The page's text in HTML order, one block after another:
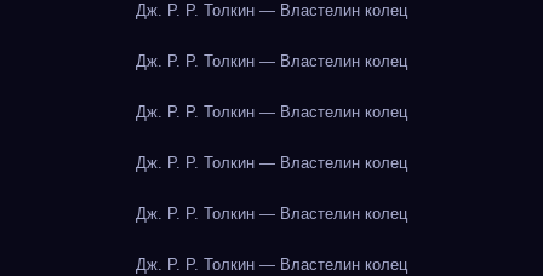
Дж. Р. Р. Толкин — Властелин колец
Дж. Р. Р. Толкин — Властелин колец
Дж. Р. Р. Толкин — Властелин колец
Дж. Р. Р. Толкин — Властелин колец
Дж. Р. Р. Толкин — Властелин колец
Дж. Р. Р. Толкин — Властелин колец